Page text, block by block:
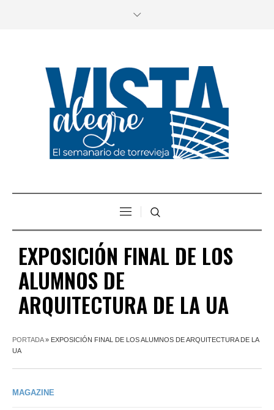
EXPOSICIÓN FINAL DE LOS
ALUMNOS DE
ARQUITECTURA DE LA UA
PORTADA» EXPOSICIÓN FINAL DE LOS ALUMNOS DE ARQUITECTURA DE LA
UA
MAGAZINE